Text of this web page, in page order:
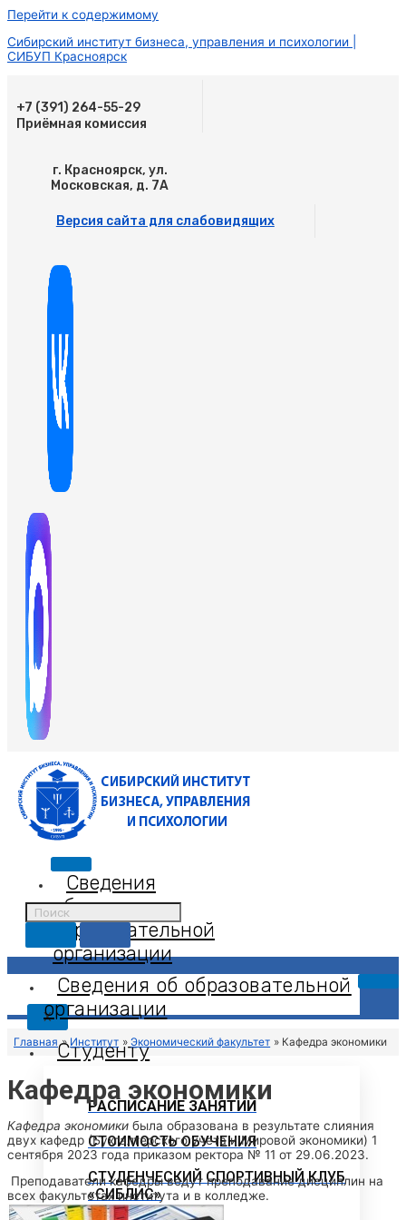
Перейти к содержимому
Сибирский институт бизнеса, управления и психологии |
СИБУП Красноярск
+7 (391) 264-55-29
Приёмная комиссия
г. Красноярск, ул.
Московская, д. 7А
Версия сайта для слабовидящих
Сведения
об
образовательной
организации
X
Сведения об образовательной
организации
Студенту
РАСПИСАНИЕ ЗАНЯТИЙ
СТОИМОСТЬ ОБУЧЕНИЯ
СТУДЕНЧЕСКИЙ СПОРТИВНЫЙ КЛУБ
«СИБЛИС»
Главная Институт Экономический факультет Кафедра экономики
Кафедра экономики
Кафедра экономики была образована в результате слияния
двух кафедр (Бухгалтерского учета и Мировой экономики) 1
сентября 2023 года приказом ректора № 11 от 29.06.2023.
Преподаватели кафедры ведут преподавание дисциплин на
всех факультетах института и в колледже.